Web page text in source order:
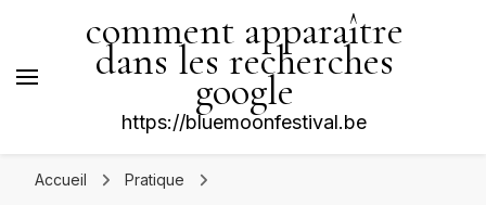
comment apparaître
dans les recherches
google
https://bluemoonfestival.be
Accueil
Pratique